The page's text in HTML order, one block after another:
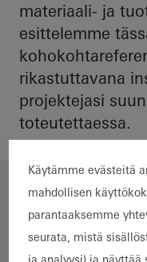
materiaali- ja
esittelemme
rikastuttavana
projektejasi
toteutettaessa.
Valitut
Suodata
Teollisuus ja
Käytämme evästeitä
mahdollisen
parantaaksemme
seurata, mistä